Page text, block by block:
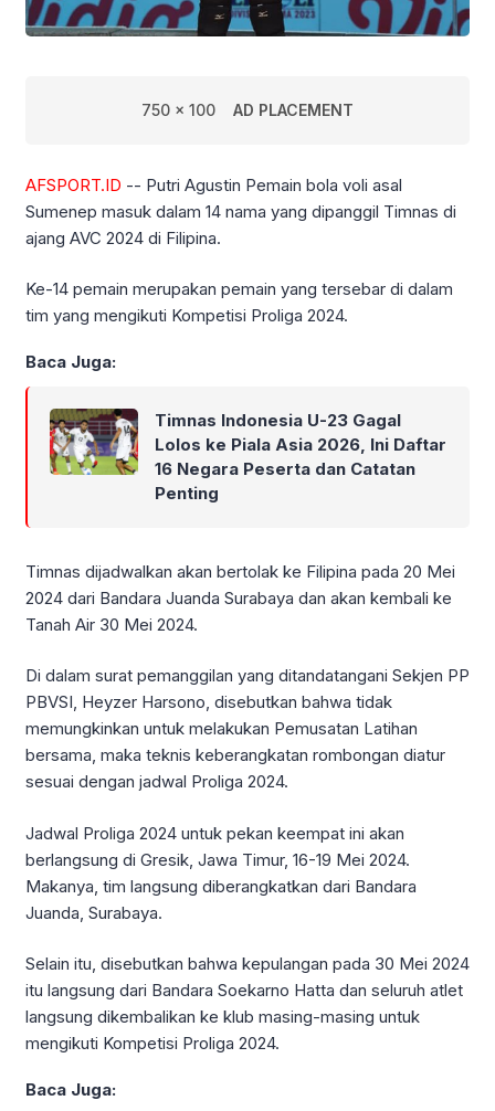
750 x 100 AD PLACEMENT
AFSPORT.ID -- Putri Agustin Pemain bola voli asal
Sumenep masuk dalam 14 nama yang dipanggil Timnas di
ajang AVC 2024 di Filipina.
Ke-14 pemain merupakan pemain yang tersebar di dalam
tim yang mengikuti Kompetisi Proliga 2024.
Baca Juga:
Timnas Indonesia U-23 Gagal
Lolos ke Piala Asia 2026, Ini Daftar
16 Negara Peserta dan Catatan
Penting
Timnas dijadwalkan akan bertolak ke Filipina pada 20 Mei
2024 dari Bandara Juanda Surabaya dan akan kembali ke
Tanah Air 30 Mei 2024.
Di dalam surat pemanggilan yang ditandatangani Sekjen PP
PBVSI, Heyzer Harsono, disebutkan bahwa tidak
memungkinkan untuk melakukan Pemusatan Latihan
bersama, maka teknis keberangkatan rombongan diatur
sesuai dengan jadwal Proliga 2024.
Jadwal Proliga 2024 untuk pekan keempat ini akan
berlangsung di Gresik, Jawa Timur, 16-19 Mei 2024.
Makanya, tim langsung diberangkatkan dari Bandara
Juanda, Surabaya.
Selain itu, disebutkan bahwa kepulangan pada 30 Mei 2024
itu langsung dari Bandara Soekarno Hatta dan seluruh atlet
langsung dikembalikan ke klub masing-masing untuk
mengikuti Kompetisi Proliga 2024.
Baca Juga: